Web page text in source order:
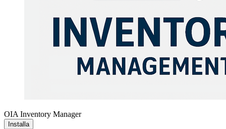
OIA Inventory Manager
Installa